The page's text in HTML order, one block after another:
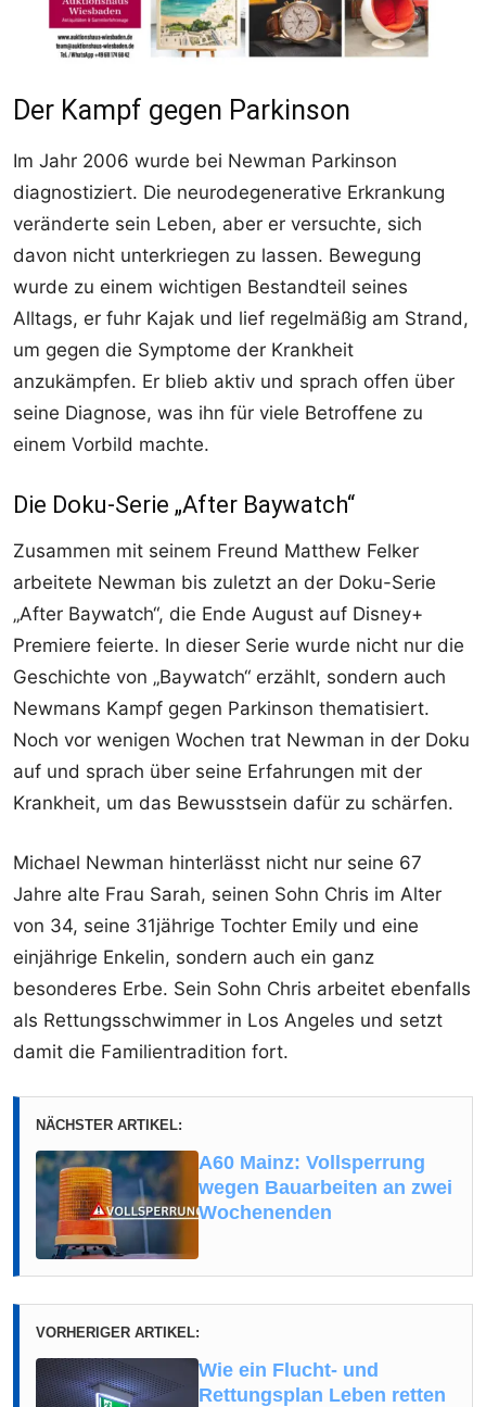
Der Kampf gegen Parkinson
Im Jahr 2006 wurde bei Newman Parkinson
diagnostiziert. Die neurodegenerative Erkrankung
veränderte sein Leben, aber er versuchte, sich
davon nicht unterkriegen zu lassen. Bewegung
wurde zu einem wichtigen Bestandteil seines
Alltags, er fuhr Kajak und lief regelmäßig am Strand,
um gegen die Symptome der Krankheit
anzukämpfen. Er blieb aktiv und sprach offen über
seine Diagnose, was ihn für viele Betroffene zu
einem Vorbild machte.
Die Doku-Serie „After Baywatch“
Zusammen mit seinem Freund Matthew Felker
arbeitete Newman bis zuletzt an der Doku-Serie
„After Baywatch“, die Ende August auf Disney+
Premiere feierte. In dieser Serie wurde nicht nur die
Geschichte von „Baywatch“ erzählt, sondern auch
Newmans Kampf gegen Parkinson thematisiert.
Noch vor wenigen Wochen trat Newman in der Doku
auf und sprach über seine Erfahrungen mit der
Krankheit, um das Bewusstsein dafür zu schärfen.
Michael Newman hinterlässt nicht nur seine 67
Jahre alte Frau Sarah, seinen Sohn Chris im Alter
von 34, seine 31jährige Tochter Emily und eine
einjährige Enkelin, sondern auch ein ganz
besonderes Erbe. Sein Sohn Chris arbeitet ebenfalls
als Rettungsschwimmer in Los Angeles und setzt
damit die Familientradition fort.
NÄCHSTER ARTIKEL:
A60 Mainz: Vollsperrung
wegen Bauarbeiten an zwei
Wochenenden
VORHERIGER ARTIKEL:
Wie ein Flucht- und
Rettungsplan Leben retten